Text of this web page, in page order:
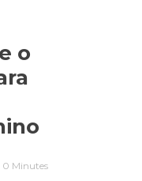
o
0 Minutes